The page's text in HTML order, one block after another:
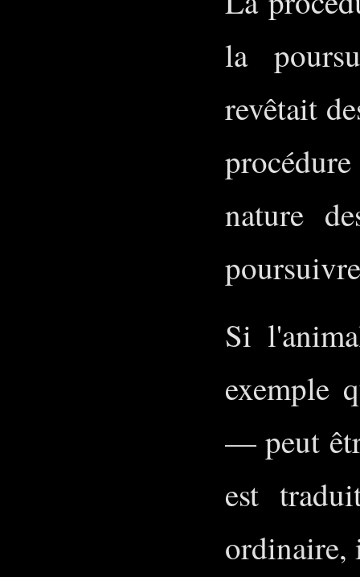
la
revêtait
nature
Si
exemple
— peut
est
ordinaire,